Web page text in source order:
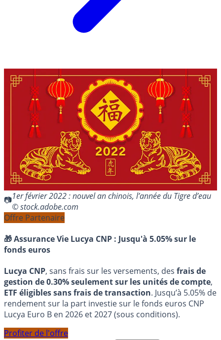
1er février 2022 : nouvel an chinois, l’année du Tigre d’eau
© stock.adobe.com
Offre Partenaire
🎁 Assurance Vie Lucya CNP : Jusqu'à 5.05% sur le
fonds euros
Lucya CNP, sans frais sur les versements, des frais de
gestion de 0.30% seulement sur les unités de compte,
ETF éligibles sans frais de transaction. Jusqu’à 5.05% de
rendement sur la part investie sur le fonds euros CNP
Lucya Euro B en 2026 et 2027 (sous conditions).
Profiter de l'offre